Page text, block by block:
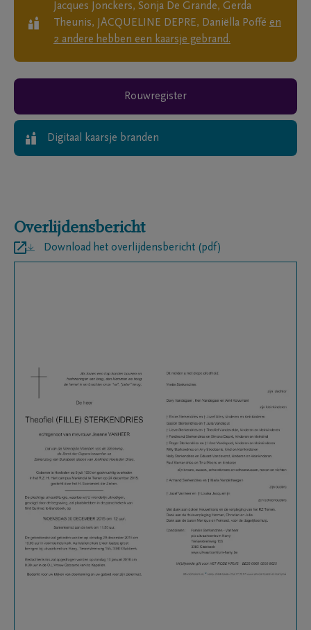
Jacques Jonckers, Sonja De Grande, Gerda
Theunis, JACQUELINE DEPRE, Daniëlla Poffé en
2 andere hebben een kaarsje gebrand.
Rouwregister
Digitaal kaarsje branden
Overlijdensbericht
Download het overlijdensbericht (pdf)